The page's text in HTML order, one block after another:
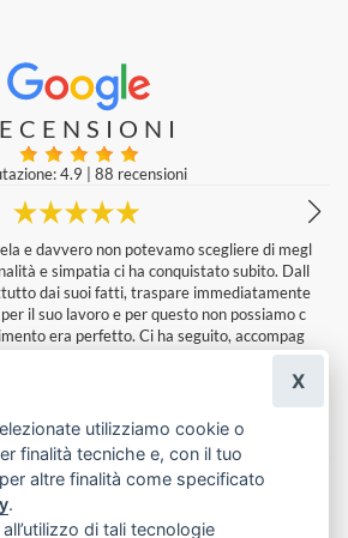
4.9 88 recensioni
, servizio e composizione stupenda
mineo|un giorno fa
utilizziamo cookie o
finalità tecniche e, con il tuo
altre finalità come specificato
.
di tali tecnologie
X